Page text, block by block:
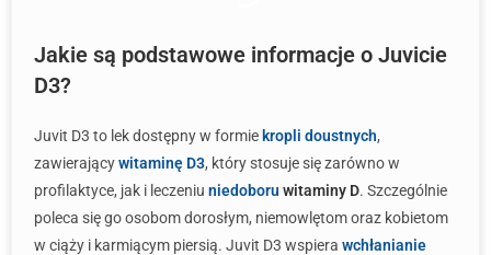
Jakie są podstawowe informacje o Juvicie
D3?
Juvit D3 to lek dostępny w formie kropli doustnych,
zawierającywitaminę D3, który stosuje się zarówno w
profilaktyce, jak i leczeniu niedoboru witaminy D. Szczególnie
poleca się go osobom dorosłym, niemowlętom oraz kobietom
w ciąży i karmiącym piersią. Juvit D3 wspiera wchłanianie